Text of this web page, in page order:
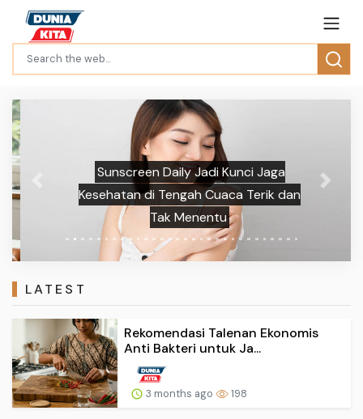
Sunscreen Daily Jadi Kunci Jaga
Kesehatan di Tengah Cuaca Terik dan
Tak Menentu
Previous Next
LATEST
Rekomendasi Talenan Ekonomis
Anti Bakteri untuk Ja...
3 months ago 198